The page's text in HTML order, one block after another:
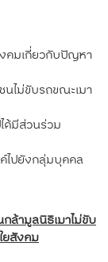
คมเกี่ยวกับปัญหา
นไม่ขับรถขณะเมา
ด้มีส่วนร่วม
ไปยังกลุ่มบุคคล
ล้ามูลนิธิเมาไม่ขับ
สังคม